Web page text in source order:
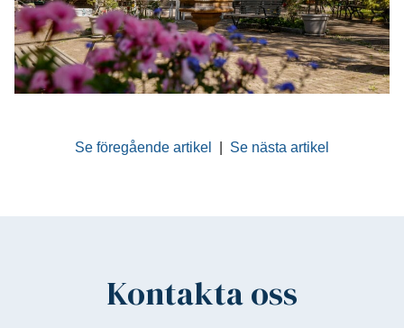
Se föregående artikel Se nästa artikel
Kontakta oss